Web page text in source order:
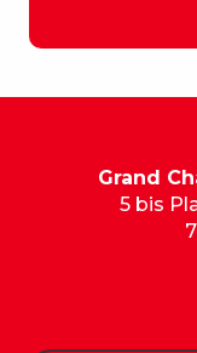
Grand
5 bis